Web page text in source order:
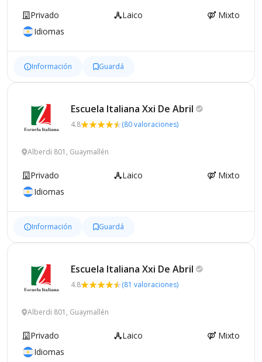
Privado Laico
Mixto
Idiomas
Información Guardá
Escuela Italiana Xxi De Abril
4.8 (80 valoraciones)
Alberdi 801, Guaymallén
Privado Laico
Mixto
Idiomas
Información Guardá
Escuela Italiana Xxi De Abril
4.8 (81 valoraciones)
Alberdi 801, Guaymallén
Privado Laico
Mixto
Idiomas